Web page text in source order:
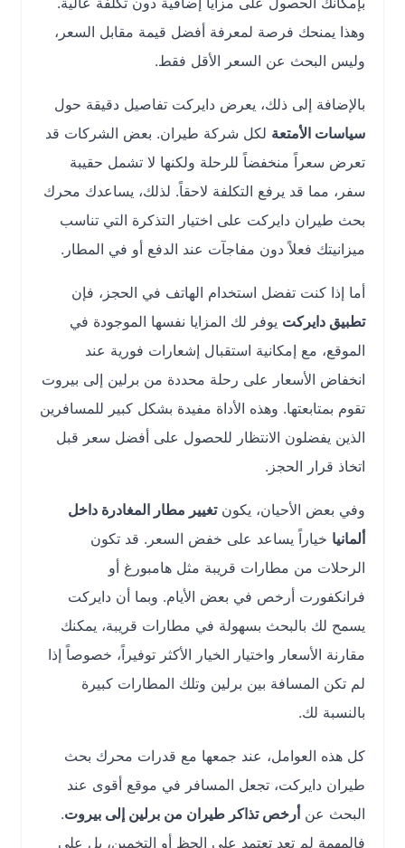
وهذا يمنحك فرصة لمعرفة أفضل قيمة مقابل السعر،
وليس البحث عن السعر الأقل فقط.
بالإضافة إلى ذلك، يعرض دايركت تفاصيل دقيقة حول
سياسات الأمتعةلكل شركة طيران. بعض الشركات قد
تعرض سعراً منخفضاً للرحلة ولكنها لا تشمل حقيبة
سفر، مما قد يرفع التكلفة لاحقاً. لذلك، يساعدك محرك
بحث طيران دايركت على اختيار التذكرة التي تناسب
ميزانيتك فعلاً دون مفاجآت عند الدفع أو في المطار.
أما إذا كنت تفضل استخدام الهاتف في الحجز، فإن
تطبيق دايركتيوفر لك المزايا نفسها الموجودة في
الموقع، مع إمكانية استقبال إشعارات فورية عند
انخفاض الأسعار على رحلة محددة من برلين إلى بيروت
تقوم بمتابعتها. وهذه الأداة مفيدة بشكل كبير للمسافرين
الذين يفضلون الانتظار للحصول على أفضل سعر قبل
اتخاذ قرار الحجز.
وفي بعض الأحيان، يكون تغيير مطار المغادرة داخل
خياراً يساعد على خفض السعر. قد تكون
الرحلات من مطارات قريبة مثل هامبورغ أو
فرانكفورت أرخص في بعض الأيام. وبما أن دايركت
يسمح لك بالبحث بسهولة في مطارات قريبة، يمكنك
مقارنة الأسعار واختيار الخيار الأكثر توفيراً، خصوصاً إذا
لم تكن المسافة بين برلين وتلك المطارات كبيرة
بالنسبة لك.
كل هذه العوامل، عند جمعها مع قدرات محرك بحث
طيران دايركت، تجعل المسافر في موقع أقوى عند
البحث عنأرخص تذاكر طيران من برلين إلى بيروت.
فالمهمة لم تعد تعتمد على الحظ أو التخمين، بل على